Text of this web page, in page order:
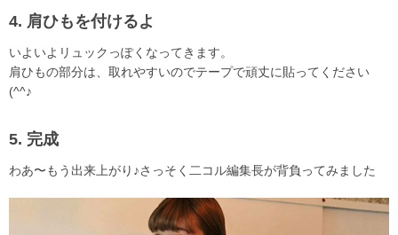
4. 肩ひもを付けるよ
いよいよリュックっぽくなってきます。
肩ひもの部分は、取れやすいのでテープで頑丈に貼ってください
(^^♪
5. 完成
わあ〜もう出来上がり♪さっそく二コル編集長が背負ってみました